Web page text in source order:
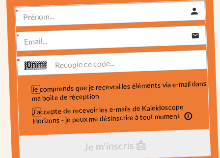
Je comprends que je recevrai les éléments via e-mail dans
ma boite de réception
J'accepte de recevoir les e-mails de Kaleidoscope
Horizons - je peux me désinscrire à tout moment
Je m'inscris 📩